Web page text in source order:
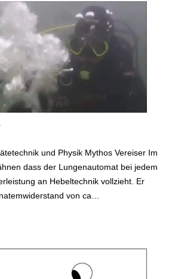
und Physik Mythos Vereiser Im
dass der Lungenautomat bei jedem
an Hebeltechnik vollzieht. Er
von ca…